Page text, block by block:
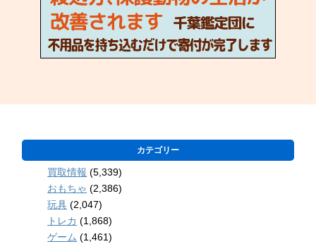
カテゴリー
買取情報 (5,339)
おもちゃ (2,386)
玩具 (2,047)
トレカ (1,868)
ゲーム (1,461)